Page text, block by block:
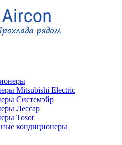
Mitsubishi Electric
Системэйр
Лессар
Tosot
кондиционеры